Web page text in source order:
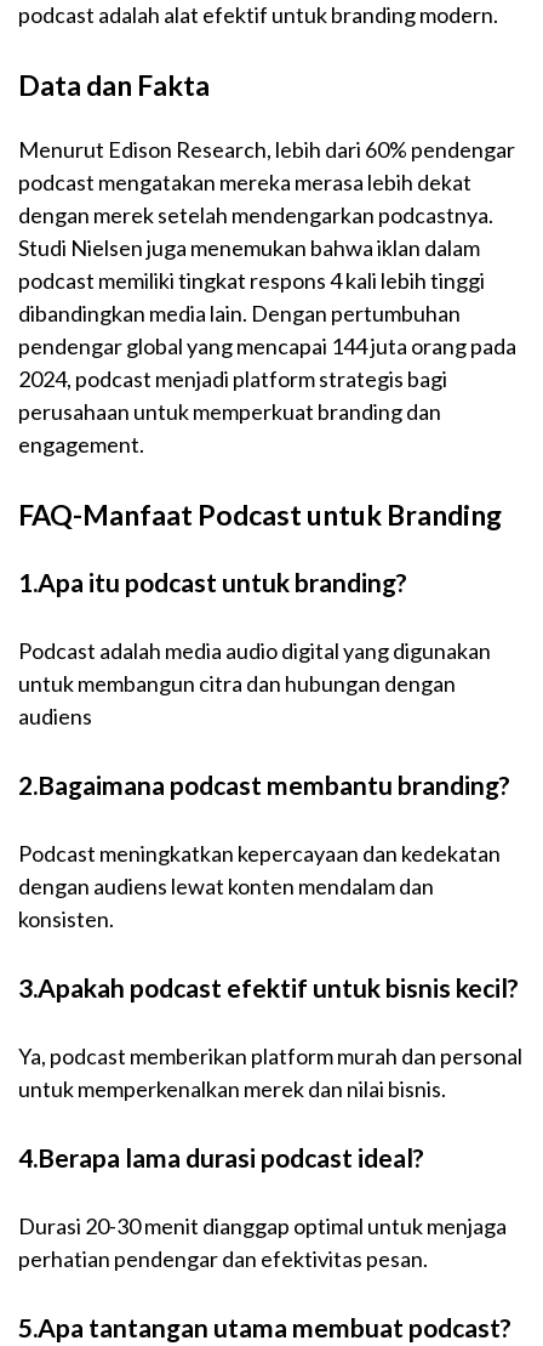
podcast adalah alat efektif untuk branding modern.
Data dan Fakta
Menurut Edison Research, lebih dari 60% pendengar
podcast mengatakan mereka merasa lebih dekat
dengan merek setelah mendengarkan podcastnya.
Studi Nielsen juga menemukan bahwa iklan dalam
podcast memiliki tingkat respons 4 kali lebih tinggi
dibandingkan media lain. Dengan pertumbuhan
pendengar global yang mencapai 144 juta orang pada
2024, podcast menjadi platform strategis bagi
perusahaan untuk memperkuat branding dan
engagement.
FAQ-Manfaat Podcast untuk Branding
1.Apa itu podcast untuk branding?
Podcast adalah media audio digital yang digunakan
untuk membangun citra dan hubungan dengan
audiens
2.Bagaimana podcast membantu branding?
Podcast meningkatkan kepercayaan dan kedekatan
dengan audiens lewat konten mendalam dan
konsisten.
3.Apakah podcast efektif untuk bisnis kecil?
Ya, podcast memberikan platform murah dan personal
untuk memperkenalkan merek dan nilai bisnis.
4.Berapa lama durasi podcast ideal?
Durasi 20-30 menit dianggap optimal untuk menjaga
perhatian pendengar dan efektivitas pesan.
5.Apa tantangan utama membuat podcast?